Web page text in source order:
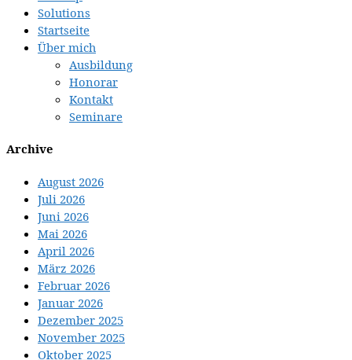
Solutions
Startseite
Über mich
Ausbildung
Honorar
Kontakt
Seminare
Archive
August 2026
Juli 2026
Juni 2026
Mai 2026
April 2026
März 2026
Februar 2026
Januar 2026
Dezember 2025
November 2025
Oktober 2025